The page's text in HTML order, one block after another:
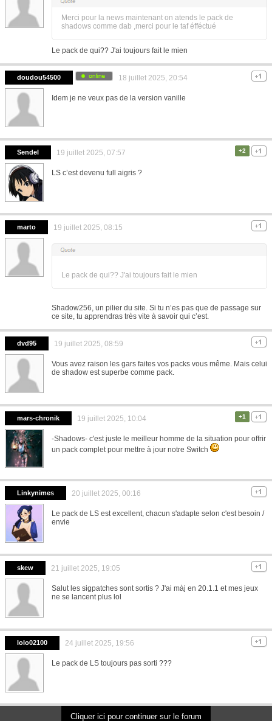
Merci pour la news maintenant on atends le pack de
shadows comme dab ,merci pour le taf éfféctué
Le pack de qui?? J'ai toujours fait le mien
doudou54500 18 juillet 2025, 20:54
Idem je ne veux pas de la version vanille
Sendel 19 juillet 2025, 07:57 +2
LS c’est devenu full aigris ?
marto 19 juillet 2025, 08:15
Le pack de qui?? J'ai toujours fait le mien
Shadow256, un pilier du site. Si tu n’es pas que de passage sur
ce site, tu apprendras très vite à savoir qui c’est.
dvd95 19 juillet 2025, 08:59
Vous avez raison les gars faites vos packs vous même. Mais celui
de shadow est superbe comme pack.
mars-chronik 19 juillet 2025, 10:04 +1
-Shadows- c'est juste le meilleur homme de la situation pour offrir
un pack complet pour mettre à jour notre Switch
Linkynimes 20 juillet 2025, 00:16
Le pack de LS est excellent, chacun s'adapte selon c'est besoin /
envie
skew 21 juillet 2025, 19:05
Salut les sigpatches sont sortis ? J'ai màj en 20.1.1 et mes jeux
ne se lancent plus lol
lolo02100 24 juillet 2025, 19:56
Le pack de LS toujours pas sorti ???
Cliquer ici pour continuer sur le forum